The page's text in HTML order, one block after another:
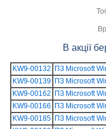
В акції
KW9-00132
ПЗ Microsoft
KW9-00139 ПЗ Microsoft
KW9-00162
ПЗ Microsoft
KW9-00166
ПЗ Microsoft
KW9-00185 ПЗ Microsoft